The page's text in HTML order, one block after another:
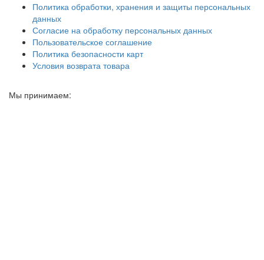
Политика обработки, хранения и защиты персональных
данных
Согласие на обработку персональных данных
Пользовательское соглашение
Политика безопасности карт
Условия возврата товара
Мы принимаем: